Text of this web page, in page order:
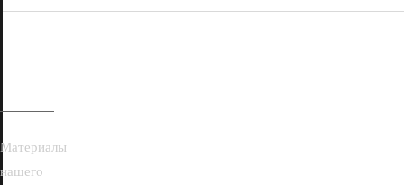
Материалы
нашего